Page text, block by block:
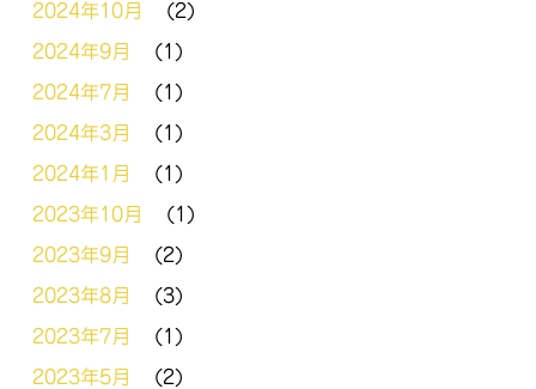
2024年10月 (2)
2024年9月 (1)
2024年7月 (1)
2024年3月 (1)
2024年1月 (1)
2023年10月 (1)
2023年9月 (2)
2023年8月 (3)
2023年7月 (1)
2023年5月 (2)